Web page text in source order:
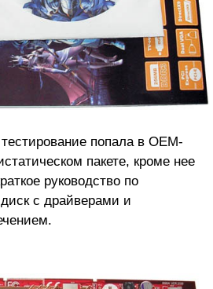
попала в OEM-
пакете, кроме нее
руководство по
с драйверами и